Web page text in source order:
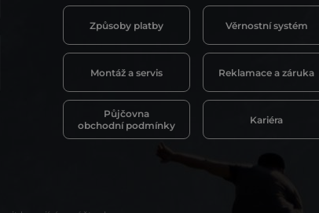
Způsoby platby Věrnostní systém
Montáž a servis Reklamace a záruka
Půjčovna
obchodní podmínky
Kariéra